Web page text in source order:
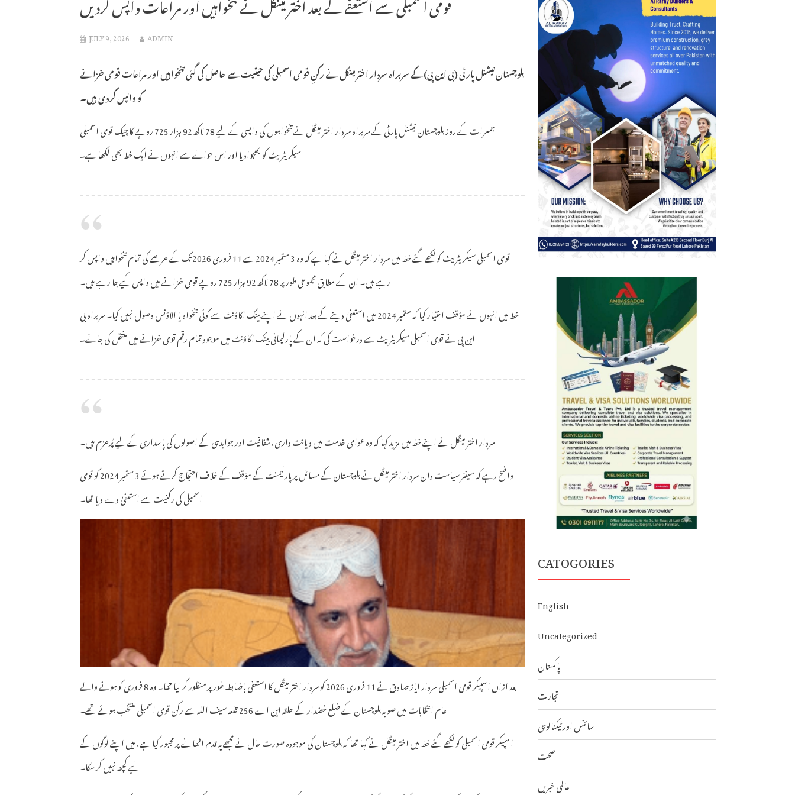
JULY 9, 2026 ADMIN
بلوچستان نیشنل پارٹی (بی این پی) کے سربراہ سردار اختر مینگل نے رکنِ قومی اسمبلی کی حیثیت سے حاصل کی گئی تنخواہیں اور مراعات قومی خزانے
کو واپس کردی ہیں۔
جمعرات کے روز بلوچستان نیشنل پارٹی کے سربراہ سردار اختر مینگل نے تنخواہوں کی واپسی کے لیے 78 لاکھ 92 ہزار 725 روپے کا چیک قومی اسمبلی
سیکریٹریٹ کو بھجوادیا اور اس حوالے سے انہوں نے ایک خط بھی لکھا ہے۔
قومی اسمبلی سیکریٹریٹ کو لکھے گئے خط میں سردار اختر مینگل نے کہا ہے کہ وہ 3 ستمبر 2024 سے 11 فروری 2026 تک کے عرصے کی تمام تنخواہیں واپس کر
رہے ہیں۔ ان کے مطابق مجموعی طور پر 78 لاکھ 92 ہزار 725 روپے قومی خزانے میں واپس کیے جا رہے ہیں۔
خط میں انہوں نے مؤقف اختیار کیا کہ ستمبر 2024 میں استعفیٰ دینے کے بعد انہوں نے اپنے بینک اکاؤنٹ سے کوئی تنخواہ یا الاؤنس وصول نہیں کیا۔ سربراہ بی
این پی نے قومی اسمبلی سیکریٹریٹ سے درخواست کی کہ ان کے پارلیمانی بینک اکاؤنٹ میں موجود تمام رقم قومی خزانے میں منتقل کی جائے۔
سردار اختر مینگل نے اپنے خط میں مزید کہا کہ وہ عوامی خدمت میں دیانت داری، شفافیت اور جوابدہی کے اصولوں کی پاسداری کے لیے پُرعزم ہیں۔
واضح رہے کہ سینئر سیاست دان سردار اختر مینگل نے بلوچستان کے مسائل پر پارلیمنٹ کے مؤقف کے خلاف احتجاج کرتے ہوئے 3 ستمبر 2024 کو قومی
اسمبلی کی رکنیت سے استعفیٰ دے دیا تھا۔
بعد ازاں اسپیکر قومی اسمبلی سردار ایاز صادق نے 11 فروری 2026 کو سردار اختر مینگل کا استعفیٰ باضابطہ طور پر منظور کر لیا تھا۔ وہ 8 فروری کو ہونے والے
عام انتخابات میں صوبہ بلوچستان کے ضلع خضدار کے حلقہ این اے 256 قلعہ سیف اللہ سے رکن قومی اسمبلی منتخب ہوئے تھے۔
اسپیکر قومی اسمبلی کو لکھے گئے خط میں اختر مینگل نے کہا تھا کہ بلوچستان کی موجودہ صورت حال نے مجھے یہ قدم اٹھانے پر مجبور کیا ہے، میں اپنے لوگوں کے
لیے کچھ نہیں کر سکا۔
CATOGORIES
English
Uncategorized
پاکستان
تجارت
سائنس اور ٹیکنالوجی
صحت
عالمی خبریں